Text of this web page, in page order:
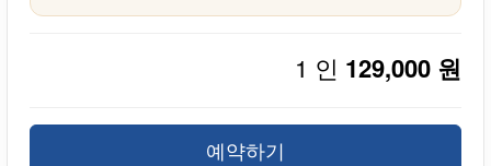
1 인 129,000 원
예약하기